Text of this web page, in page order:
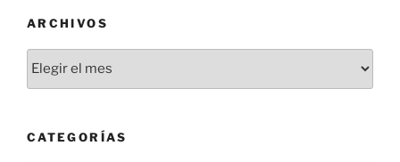
ARCHIVOS
CATEGORÍAS